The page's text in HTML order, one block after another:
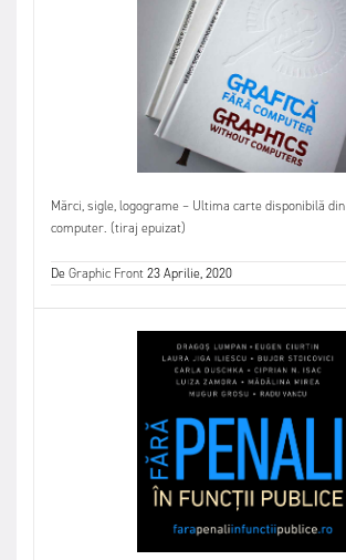
Mărci, sigle, logograme – Ultima carte disponibilă
computer. (tiraj epuizat)
DeGraphic Front23 Aprilie, 2020